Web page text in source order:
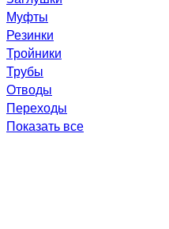
Муфты
Резинки
Тройники
Трубы
Отводы
Переходы
Показать все